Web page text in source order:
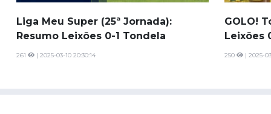
Liga Meu Super (25ª Jornada):
Resumo Leixões 0-1 Tondela
261 | 2025-03-10 20:30:14
GOLO!
Leixões
250 | 2025-